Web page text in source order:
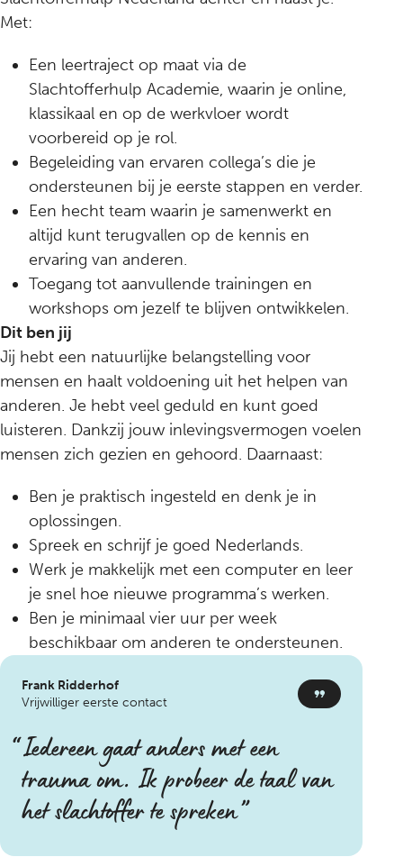
Met:
Een leertraject op maat via de
Slachtofferhulp Academie, waarin je online,
klassikaal en op de werkvloer wordt
voorbereid op je rol.
Begeleiding van ervaren collega’s die je
ondersteunen bij je eerste stappen en verder.
Een hecht team waarin je samenwerkt en
altijd kunt terugvallen op de kennis en
ervaring van anderen.
Toegang tot aanvullende trainingen en
workshops om jezelf te blijven ontwikkelen.
Dit ben jij
Jij hebt een natuurlijke belangstelling voor
mensen en haalt voldoening uit het helpen van
anderen. Je hebt veel geduld en kunt goed
luisteren. Dankzij jouw inlevingsvermogen voelen
mensen zich gezien en gehoord. Daarnaast:
Ben je praktisch ingesteld en denk je in
oplossingen.
Spreek en schrijf je goed Nederlands.
Werk je makkelijk met een computer en leer
je snel hoe nieuwe programma’s werken.
Ben je minimaal vier uur per week
beschikbaar om anderen te ondersteunen.
Iedereen gaat anders met een
trauma om. Ik probeer de taal van
het slachtoffer te spreken
Frank Ridderhof
Vrijwilliger eerste contact